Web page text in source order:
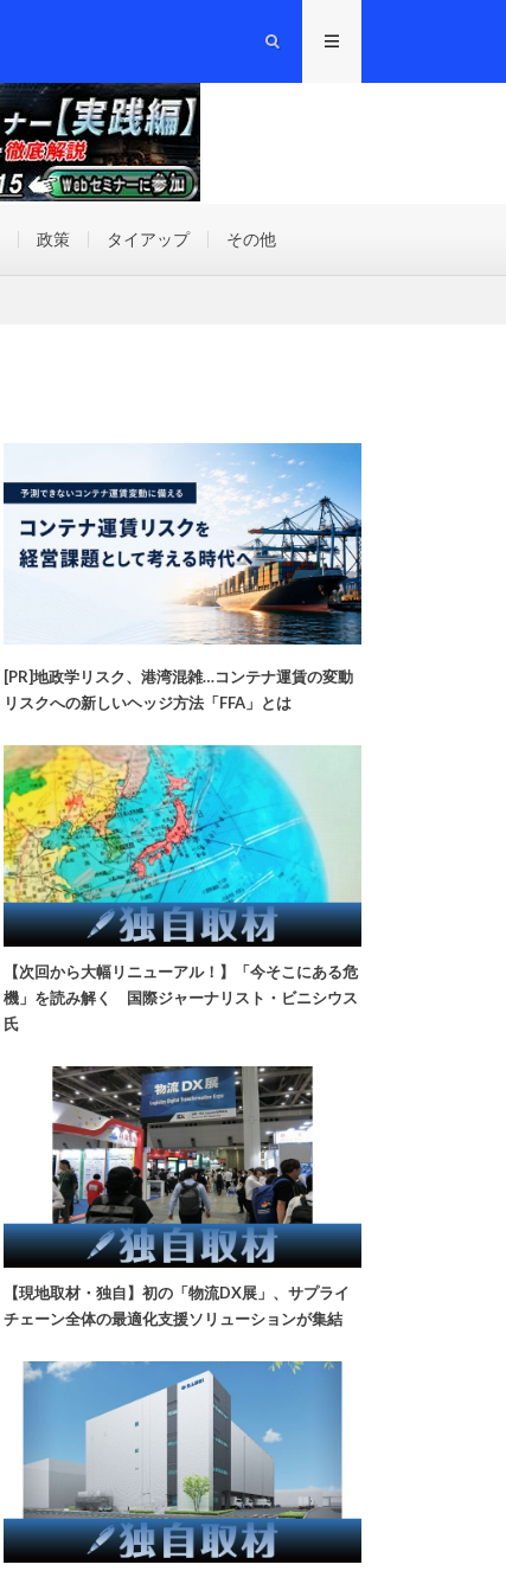
政策 タイアップ その他
[PR]地政学リスク、港湾混雑…コンテナ運賃の変動
リスクへの新しいヘッジ方法「FFA」とは
【次回から大幅リニューアル！】「今そこにある危
機」を読み解く 国際ジャーナリスト・ビニシウス
氏
【現地取材・独自】初の「物流DX展」、サプライ
チェーン全体の最適化支援ソリューションが集結